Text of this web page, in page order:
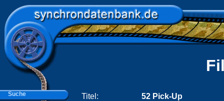
Titel:
52 Pick-Up
Suche